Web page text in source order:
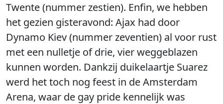
Twente (nummer zestien). Enfin, we hebben
het gezien gisteravond: Ajax had door
Dynamo Kiev (nummer zeventien) al voor rust
met een nulletje of drie, vier weggeblazen
kunnen worden. Dankzij duikelaartje Suarez
werd het toch nog feest in de Amsterdam
Arena, waar de gay pride kennelijk was